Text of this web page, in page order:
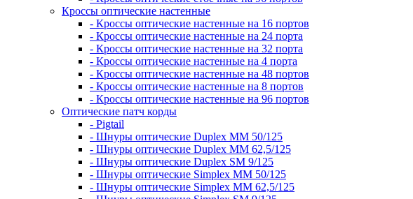
Кроссы оптические настенные
- Кроссы оптические настенные на 16 портов
- Кроссы оптические настенные на 24 порта
- Кроссы оптические настенные на 32 порта
- Кроссы оптические настенные на 4 порта
- Кроссы оптические настенные на 48 портов
- Кроссы оптические настенные на 8 портов
- Кроссы оптические настенные на 96 портов
Оптические патч корды
- Pigtail
- Шнуры оптические Duplex MM 50/125
- Шнуры оптические Duplex MM 62,5/125
- Шнуры оптические Duplex SM 9/125
- Шнуры оптические Simplex MM 50/125
- Шнуры оптические Simplex MM 62,5/125